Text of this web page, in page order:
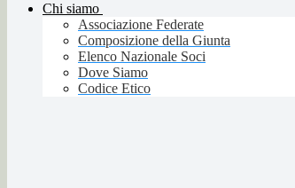
Chi siamo
Associazione Federate
Composizione della Giunta
Elenco Nazionale Soci
Dove Siamo
Codice Etico